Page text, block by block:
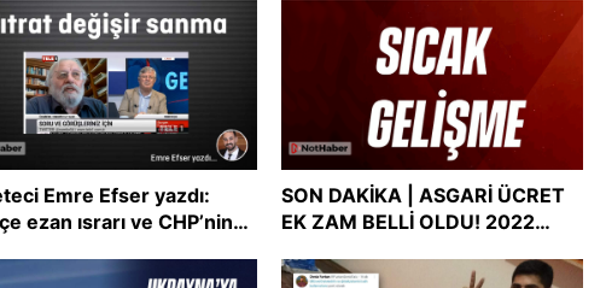
Emre Efser yazdı:
ezan ısrarı ve CHP’nin
SON DAKİKA | ASGARİ ÜCRET
EK ZAM BELLİ OLDU! 2022
Asgari ücret zammı